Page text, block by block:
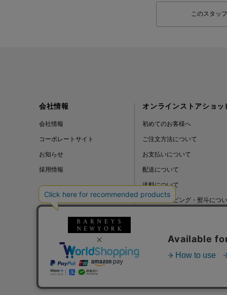
このスタッ
会社情報
会社情報
コーポレートサイト
お知らせ
採用情報
オンラインストアショッ
初めてのお客様へ
ご注文方法について
お支払いについて
配送について
送料について
ギフトラッピング・熨斗につ